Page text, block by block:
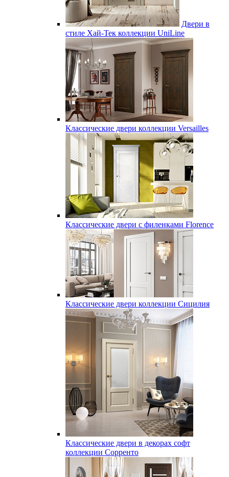
Двери в
стиле Хай-Тек коллекции UniLine
Классические двери коллекции Versailles
Классические двери с филенками Florence
Классические двери коллекции Сицилия
Классические двери в декорах софт
коллекции Сорренто